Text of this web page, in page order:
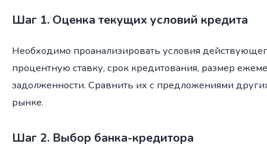
Шаг 1. Оценка текущих условий кредита
Необходимо проанализировать условия
процентную ставку, срок кредитования, размер
задолженности. Сравнить их с предложениями
рынке.
Шаг 2. Выбор банка-кредитора